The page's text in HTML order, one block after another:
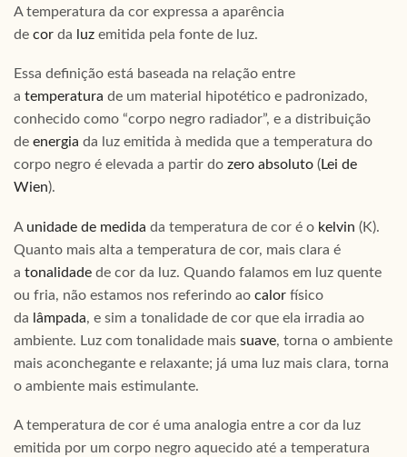
A temperatura da cor expressa a aparência
de cor da luz emitida pela fonte de luz.
Essa definição está baseada na relação entre
a temperatura de um material hipotético e padronizado,
conhecido como “corpo negro radiador”, e a distribuição
de energia da luz emitida à medida que a temperatura do
corpo negro é elevada a partir do zero absoluto (Lei de
Wien).
A unidade de medida da temperatura de cor é o kelvin (K).
Quanto mais alta a temperatura de cor, mais clara é
a tonalidade de cor da luz. Quando falamos em luz quente
ou fria, não estamos nos referindo ao calor físico
da lâmpada, e sim a tonalidade de cor que ela irradia ao
ambiente. Luz com tonalidade mais suave, torna o ambiente
mais aconchegante e relaxante; já uma luz mais clara, torna
o ambiente mais estimulante.
A temperatura de cor é uma analogia entre a cor da luz
emitida por um corpo negro aquecido até a temperatura